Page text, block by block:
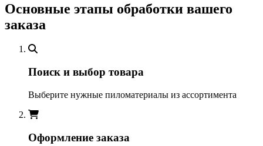
Основные этапы обработки вашего
заказа
Поиск и выбор товара
Выберите нужные пиломатериалы из ассортимента
Оформление заказа